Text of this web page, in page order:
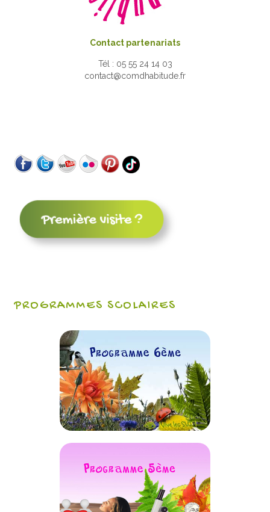
Contact partenariats
Tél : 05 55 24 14 03
contact@comdhabitude.fr
PROGRAMMES SCOLAIRES